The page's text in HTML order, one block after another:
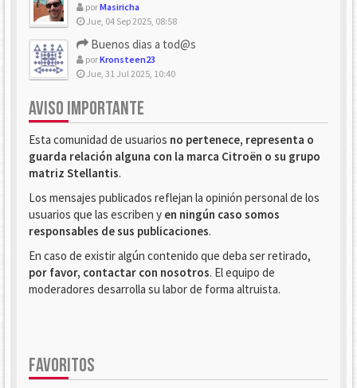
porMasiricha
Jue, 04 Sep 2025, 08:58
Buenos dias a tod@s
porKronsteen23
Jue, 31 Jul 2025, 10:40
AVISO IMPORTANTE
Esta comunidad de usuarios no pertenece, representa o
guarda relación alguna con la marca Citroën o su grupo
matriz Stellantis.
Los mensajes publicados reflejan la opinión personal de los
usuarios que las escriben y en ningún caso somos
responsables de sus publicaciones.
En caso de existir algún contenido que deba ser retirado,
por favor, contactar con nosotros. El equipo de
moderadores desarrolla su labor de forma altruista.
FAVORITOS